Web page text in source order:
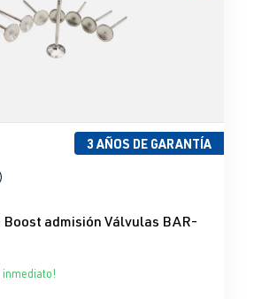
3 AÑOS DE GARANTÍA
de 0 de 5 estrellas
Boost admisión Válvulas BAR-
inmediato!